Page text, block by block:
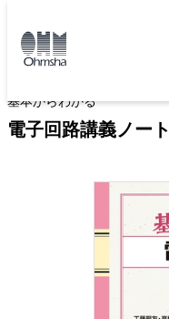
トップ
基本からわかる
電子回路講義ノート